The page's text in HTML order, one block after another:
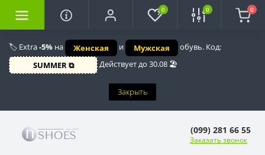
🏷️ Extra-5% на Женская и Мужская
обувь. Код:
SUMMER ⧉
Действует до 30.08 🏖️
Закрыть
0 0 0
(099) 281 66 55
Заказать звонок